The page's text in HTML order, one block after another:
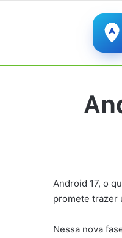
Android 17, o
promete trazer
Nessa nova